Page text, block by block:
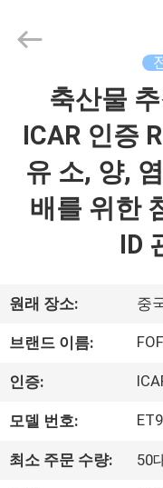
영
상
우
리
에
2017
Rights
축산물
ICAR 인증
유 소, 양,
배를 위한
ID
원래 장소: 중
브랜드 이름:
인증:
모델 번호:
최소 주문 수량: 50